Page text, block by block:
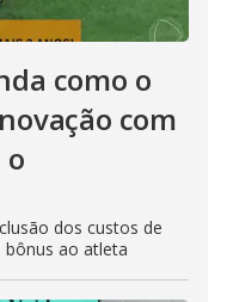
como o
com
dos custos de
ao atleta